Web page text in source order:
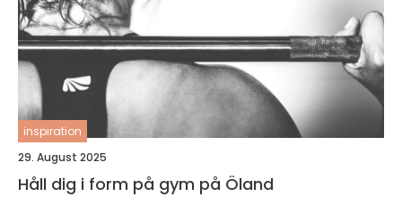
inspiration
29. August 2025
Håll dig i form på gym på Öland